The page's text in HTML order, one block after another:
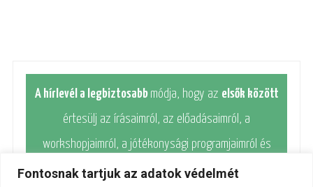
Fontosnak tartjuk az adatok védelmét
A hírlevél a legbiztosabb módja, hogy az elsők között
értesülj az írásaimról, az előadásaimról, a
workshopjaimról, a jótékonysági programjaimról és
egyéb rendezvényeimről: